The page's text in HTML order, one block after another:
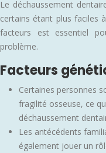
Le déchaussement
certains étant plus faciles
facteurs est essentiel
problème.
Facteurs
Certaines personnes
fragilité osseuse, ce
déchaussement
Les antécédents
également jouer un